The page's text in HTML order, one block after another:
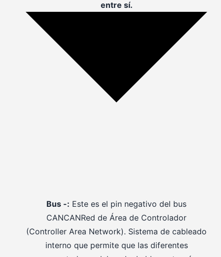
entre sí.
Bus -: Este es el pin negativo del bus
CANCANRed de Área de Controlador
(Controller Area Network). Sistema de cableado
interno que permite que las diferentes